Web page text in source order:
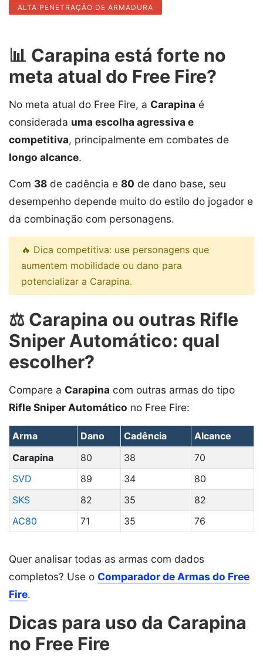
ALTA PENETRAÇÃO DE ARMADURA
📊 Carapina está forte no
meta atual do Free Fire?
No meta atual do Free Fire, a Carapina é
considerada uma escolha agressiva e
competitiva, principalmente em combates de
longo alcance.
Com 38 de cadência e 80 de dano base, seu
desempenho depende muito do estilo do jogador e
da combinação com personagens.
🔥 Dica competitiva: use personagens que
aumentem mobilidade ou dano para
potencializar a Carapina.
⚖️ Carapina ou outras Rifle
Sniper Automático: qual
escolher?
Compare a Carapina com outras armas do tipo
Rifle Sniper Automático no Free Fire:
Arma Dano Cadência
Alcance
Carapina
80 38
70
SVD
89 34
80
SKS
82 35
82
AC80
71 35 76
Quer analisar todas as armas com dados
completos? Use o Comparador de Armas do Free
Fire.
Dicas para uso da Carapina
no Free Fire